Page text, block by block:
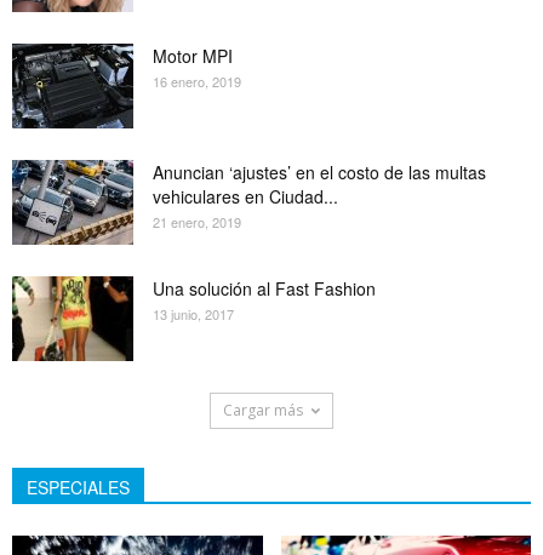
Motor MPI
16 enero, 2019
Anuncian ‘ajustes’ en el costo de las multas
vehiculares en Ciudad...
21 enero, 2019
Una solución al Fast Fashion
13 junio, 2017
Cargar más
ESPECIALES